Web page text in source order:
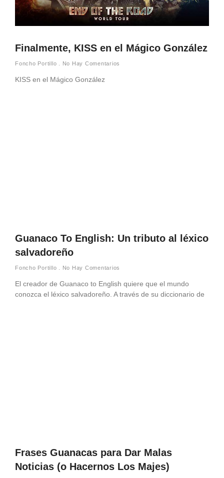
Finalmente, KISS en el Mágico González
Foncho Portillo No Hay Comentarios
KISS en el Mágico González
Guanaco To English: Un tributo al léxico
salvadoreño
Foncho Portillo No Hay Comentarios
El creador de Guanaco to English quiere que el mundo
conozca el léxico salvadoreño. A través de su diccionario de
Frases Guanacas para Dar Malas
Noticias (o Hacernos Los Majes)